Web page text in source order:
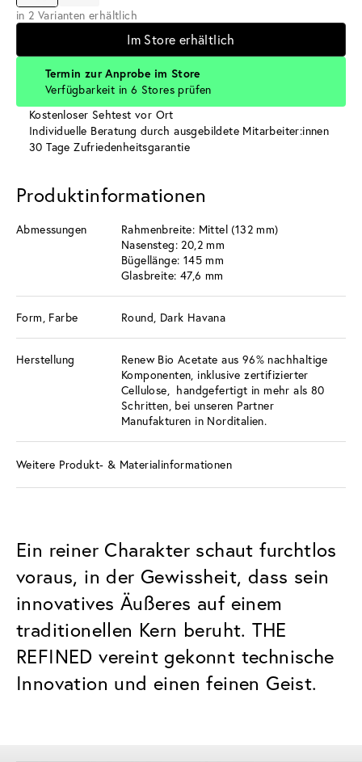
in 2 Varianten erhältlich
Im Store erhältlich
Termin zur Anprobe im Store
Verfügbarkeit in 6 Stores prüfen
Kostenloser Sehtest vor Ort
Individuelle Beratung durch ausgebildete Mitarbeiter:innen
30 Tage Zufriedenheitsgarantie
Produktinformationen
Abmessungen
Rahmenbreite: Mittel (132 mm)
Nasensteg: 20,2 mm
Bügellänge: 145 mm
Glasbreite: 47,6 mm
Form, Farbe Round, Dark Havana
Herstellung
Renew Bio Acetate aus 96% nachhaltige
Komponenten, inklusive zertifizierter
Cellulose, handgefertigt in mehr als 80
Schritten, bei unseren Partner
Manufakturen in Norditalien.
Weitere Produkt- & Materialinformationen
Ein reiner Charakter schaut furchtlos
voraus, in der Gewissheit, dass sein
innovatives Äußeres auf einem
traditionellen Kern beruht. THE
REFINED vereint gekonnt technische
Innovation und einen feinen Geist.